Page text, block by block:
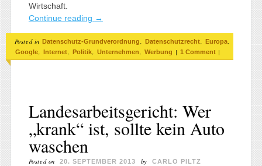
Wirtschaft.
Continue reading →
Posted in Datenschutz-Grundverordnung, Datenschutzrecht, Europa,
Google, Internet, Politik, Unternehmen, Werbung | 1 Comment |
Landesarbeitsgericht: Wer
„krank“ ist, sollte kein Auto
waschen
Posted on 20. SEPTEMBER 2013 by CARLO PILTZ